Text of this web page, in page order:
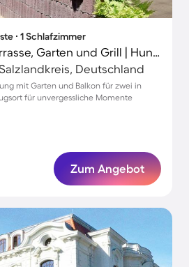
∙ 1 Schlafzimmer
Apartment mit Terrasse, Garten und Grill | Hunde erlaubt
Deutschland
mit Garten und Balkon für zwei in
für unvergessliche Momente
Zum Angebot